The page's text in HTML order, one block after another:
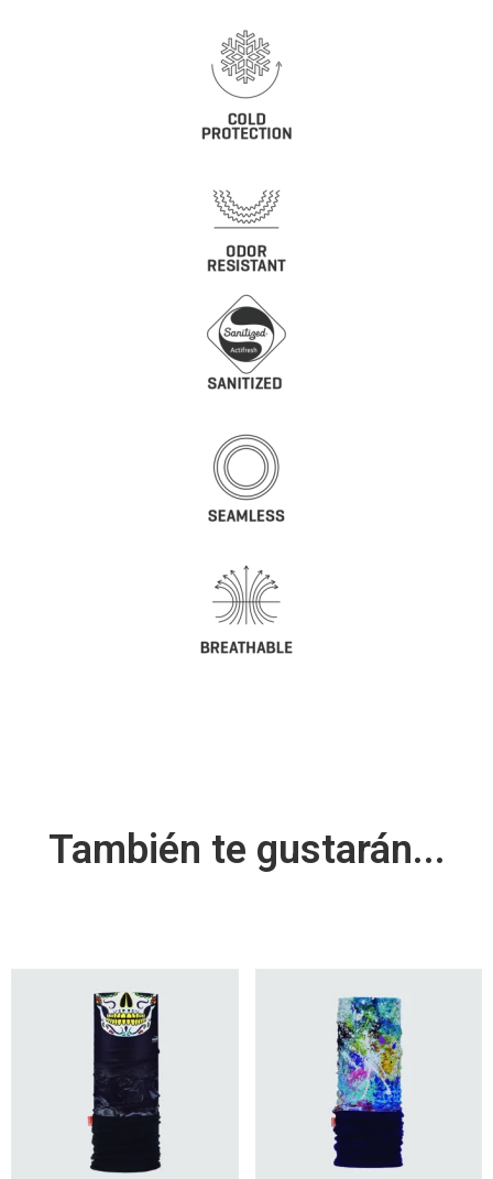
También te gustarán...